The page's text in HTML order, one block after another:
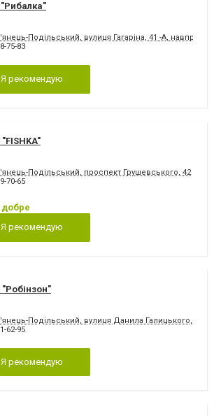
Подільський, вулиця Гагаріна, 41 -А,
75-83
Я рекомендую
Подільський, проспект Грушевського, 42
70-65
Я рекомендую
Подільський, вулиця Данила Галицького, 13,
62-95
Я рекомендую